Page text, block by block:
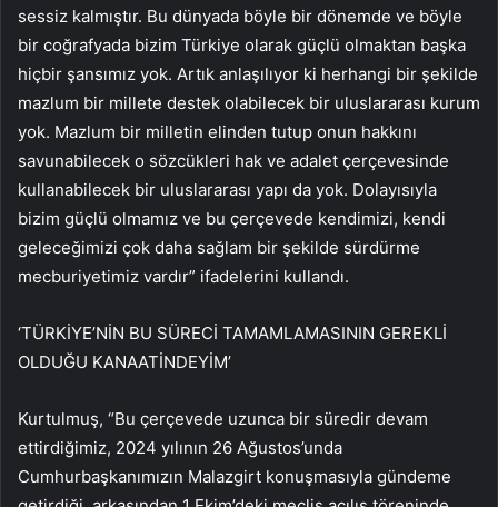
sessiz kalmıştır. Bu dünyada böyle bir dönemde ve böyle
bir coğrafyada bizim Türkiye olarak güçlü olmaktan başka
hiçbir şansımız yok. Artık anlaşılıyor ki herhangi bir şekilde
mazlum bir millete destek olabilecek bir uluslararası kurum
yok. Mazlum bir milletin elinden tutup onun hakkını
savunabilecek o sözcükleri hak ve adalet çerçevesinde
kullanabilecek bir uluslararası yapı da yok. Dolayısıyla
bizim güçlü olmamız ve bu çerçevede kendimizi, kendi
geleceğimizi çok daha sağlam bir şekilde sürdürme
mecburiyetimiz vardır” ifadelerini kullandı.
‘TÜRKİYE’NİN BU SÜRECİ TAMAMLAMASININ GEREKLİ
OLDUĞU KANAATİNDEYİM’
Kurtulmuş, “Bu çerçevede uzunca bir süredir devam
ettirdiğimiz, 2024 yılının 26 Ağustos’unda
Cumhurbaşkanımızın Malazgirt konuşmasıyla gündeme